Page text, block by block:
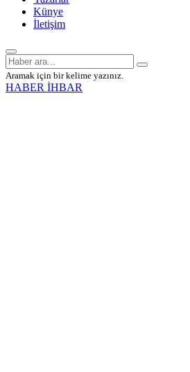
Künye
İletişim
Aramak için bir kelime yazınız.
HABER İHBAR